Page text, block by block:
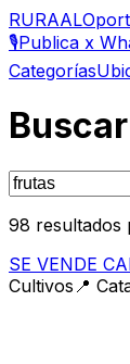
RURAAL
🎙️Publica x
Categorías
98 resultados
SE VENDE
Cultivos 📍